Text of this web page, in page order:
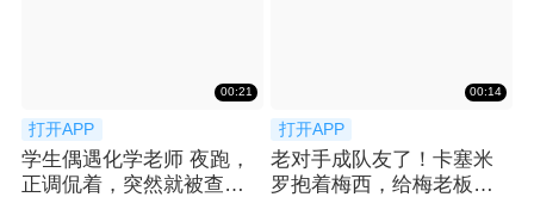
00:21
打开APP
学生偶遇化学老师 夜跑，
正调侃着，突然就被查功
00:14
打开APP
老对手成队友了！卡塞米
罗抱着梅西，给梅老板整